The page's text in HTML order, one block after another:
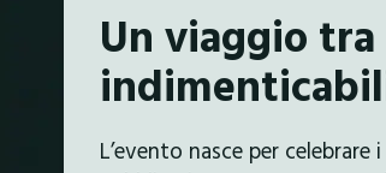
Un viaggio
L’evento nasce per celebrare i